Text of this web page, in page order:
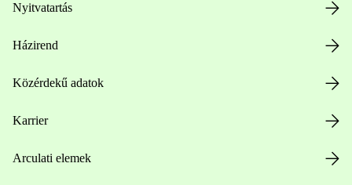
Nyitvatartás
Házirend
Közérdekű adatok
Karrier
Arculati elemek